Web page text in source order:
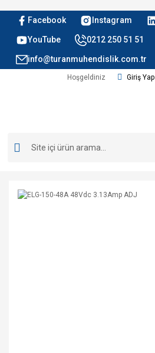
Facebook Instagram
YouTube 0212 250 51 51
info@turanmuhendislik.com.tr
Hoşgeldiniz Giriş Yap